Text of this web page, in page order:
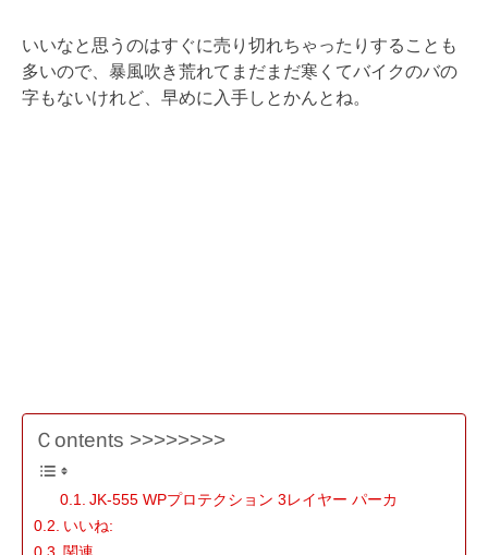
いいなと思うのはすぐに売り切れちゃったりすることも
多いので、暴風吹き荒れてまだまだ寒くてバイクのバの
字もないけれど、早めに入手しとかんとね。
Ｃontents >>>>>>>>
JK-555 WPプロテクション 3レイヤー パーカ
いいね: